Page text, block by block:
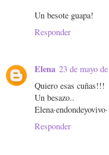
Un besote guapa!
Responder
Elena 23 de mayo
Quiero esas cuñas!!!
Un besazo..
Elena·endondeyovivo·
Responder